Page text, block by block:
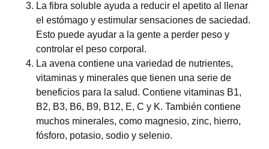
La fibra soluble ayuda a reducir el apetito al llenar
el estómago y estimular sensaciones de saciedad.
Esto puede ayudar a la gente a perder peso y
controlar el peso corporal.
La avena contiene una variedad de nutrientes,
vitaminas y minerales que tienen una serie de
beneficios para la salud. Contiene vitaminas B1,
B2, B3, B6, B9, B12, E, C y K. También contiene
muchos minerales, como magnesio, zinc, hierro,
fósforo, potasio, sodio y selenio.